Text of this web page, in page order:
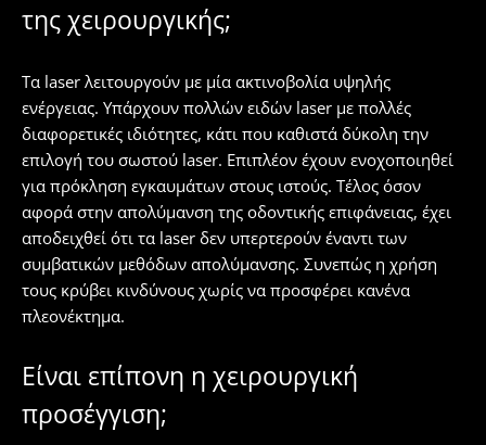
της χειρουργικής;
Τα laser λειτουργούν με μία ακτινοβολία υψηλής
ενέργειας. Υπάρχουν πολλών ειδών laser με πολλές
διαφορετικές ιδιότητες, κάτι που καθιστά δύκολη την
επιλογή του σωστού laser. Επιπλέον έχουν ενοχοποιηθεί
για πρόκληση εγκαυμάτων στους ιστούς. Τέλος όσον
αφορά στην απολύμανση της οδοντικής επιφάνειας, έχει
αποδειχθεί ότι τα laser δεν υπερτερούν έναντι των
συμβατικών μεθόδων απολύμανσης. Συνεπώς η χρήση
τους κρύβει κινδύνους χωρίς να προσφέρει κανένα
πλεονέκτημα.
Είναι επίπονη η χειρουργική
προσέγγιση;